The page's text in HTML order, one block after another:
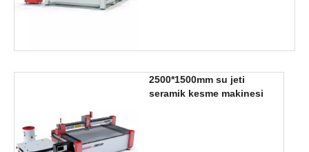
2500*1500mm su jeti
seramik kesme makinesi